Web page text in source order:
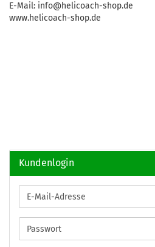
E-Mail: info@helicoach-shop.de
www.helicoach-shop.de
Kundenlogin
E-
Mail-
Adresse
Passwort